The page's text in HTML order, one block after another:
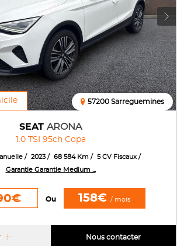
SEAT ARONA
1.0 TSI 95ch Copa
57200 Sarreguemines
2023 68 584 Km
5 CV Fiscaux
Garantie Garantie Medium ...
Ou 158€ / mois
Nous contacter